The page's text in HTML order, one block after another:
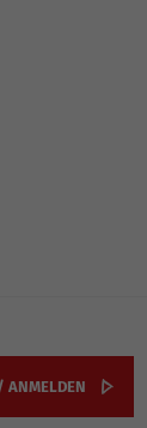
ANMELDEN